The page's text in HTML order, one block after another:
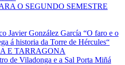
O SEGUNDO SEMESTRE
Javier González García “O faro e o
á historia da Torre de Hércules“
E TARRAGONA
de Viladonga e a Sal Porta Miñá